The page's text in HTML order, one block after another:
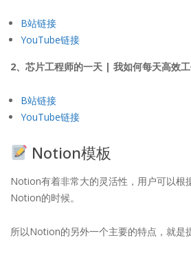
B站链接
YouTube链接
2、芯片工程师的一天 | 我如何每天高效
B站链接
YouTube链接
Notion模板
Notion有着非常大的灵活性，用户可以根
Notion的时候。
所以Notion的另外一个主要的特点，就是